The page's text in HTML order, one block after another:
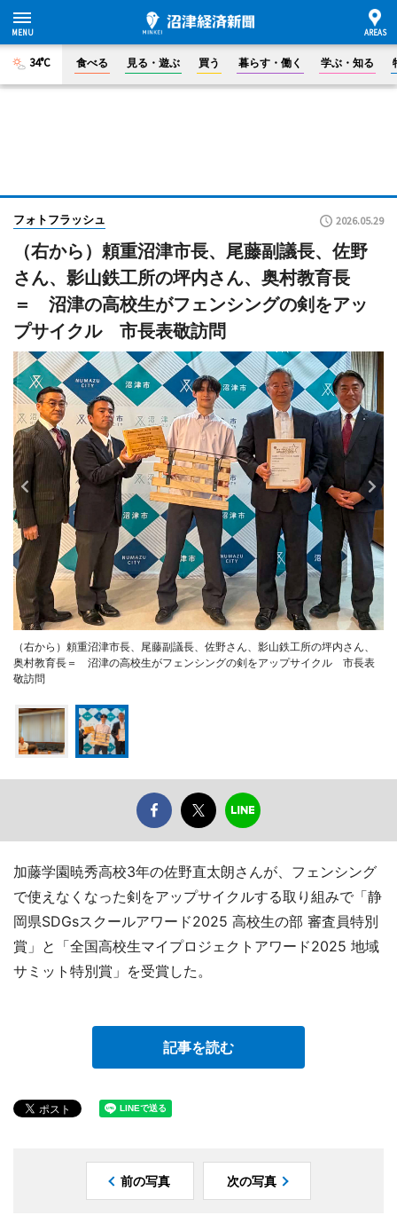
34°C 食べる 見る・遊ぶ 買う 暮らす・働く 学ぶ・知る
フォトフラッシュ 2026.05.29
（右から）頼重沼津市長、尾藤副議長、佐野
さん、影山鉄工所の坪内さん、奥村教育長
＝ 沼津の高校生がフェンシングの剣をアッ
プサイクル 市長表敬訪問
（右から）頼重沼津市長、尾藤副議長、佐野さん、影山鉄工所の坪内さん、
奥村教育長＝ 沼津の高校生がフェンシングの剣をアップサイクル 市長表
敬訪問
加藤学園暁秀高校3年の佐野直太朗さんが、フェンシング
で使えなくなった剣をアップサイクルする取り組みで「静
岡県SDGsスクールアワード2025 高校生の部 審査員特別
賞」と「全国高校生マイプロジェクトアワード2025 地域
サミット特別賞」を受賞した。
記事を読む
前の写真 次の写真